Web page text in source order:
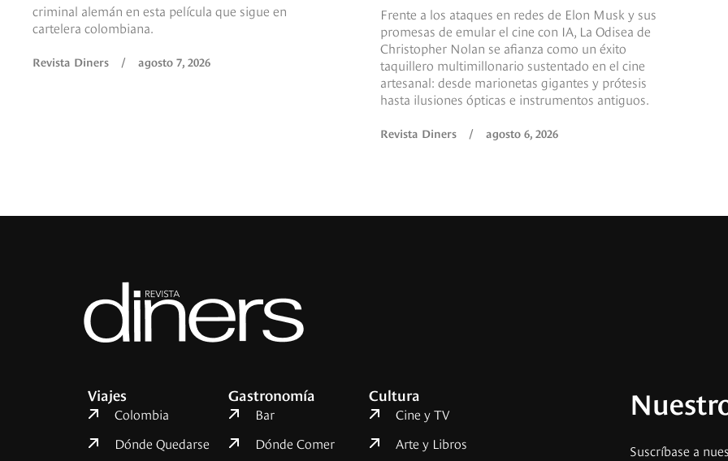
criminal alemán en esta película que sigue en
cartelera colombiana.
Revista Diners / agosto 7, 2026
Frente a los ataques en redes de Elon Musk y sus
promesas de emular el cine con IA, La Odisea de
Christopher Nolan se afianza como un éxito
taquillero multimillonario sustentado en el cine
artesanal: desde marionetas gigantes y prótesis
hasta ilusiones ópticas e instrumentos antiguos.
Revista Diners / agosto 6, 2026
Viajes
Colombia
Dónde Quedarse
Gastronomía
Bar
Dónde Comer
Cultura
Cine y TV
Arte y Libros
Suscríbase a